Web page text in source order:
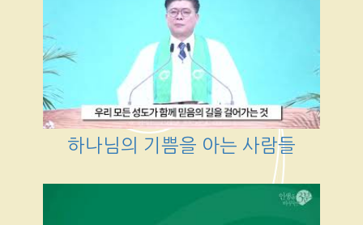
하나님의 기쁨을 아는 사람들